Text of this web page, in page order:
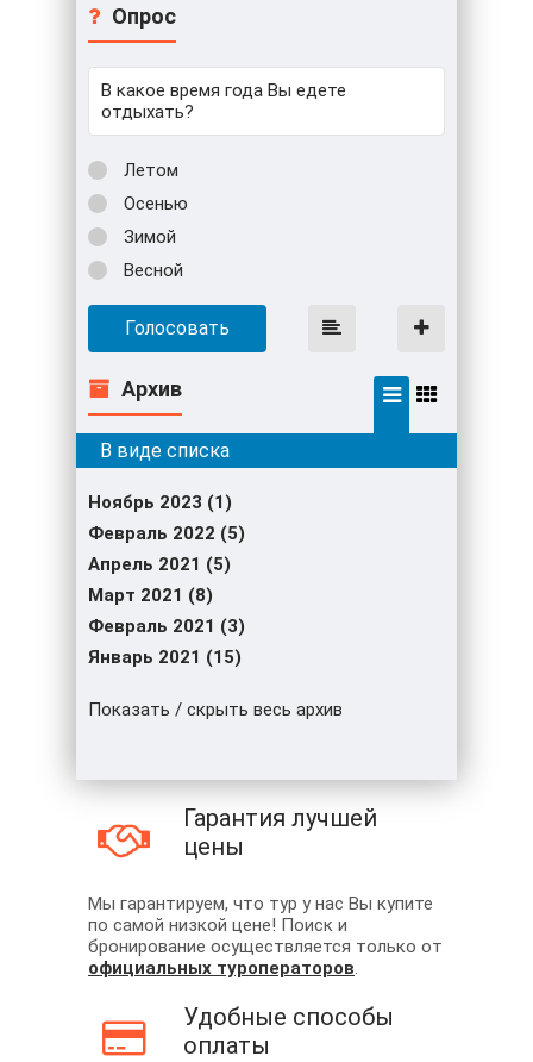
Опрос
В какое время года Вы едете
отдыхать?
Летом
Осенью
Зимой
Весной
Голосовать
Архив
Ноябрь 2023 (1)
Февраль 2022 (5)
Апрель 2021 (5)
Март 2021 (8)
Февраль 2021 (3)
Январь 2021 (15)
Показать / скрыть весь архив
Гарантия лучшей
цены
Мы гарантируем, что тур у нас Вы купите
по самой низкой цене! Поиск и
бронирование осуществляется только от
официальных туроператоров.
Удобные способы
оплаты